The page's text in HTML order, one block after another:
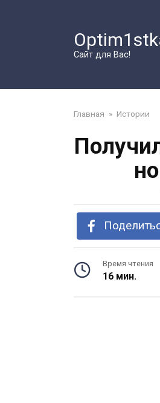
Сайт для Вас!
Главная » Истории
Время чтения
16 мин.